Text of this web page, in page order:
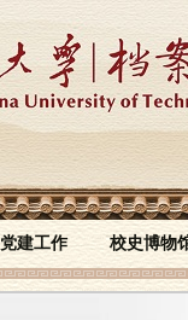
党建工作 校史博物